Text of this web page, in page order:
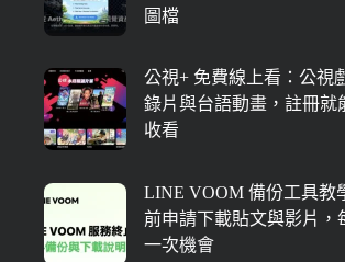
圖檔
公視+ 免費線上看：公視
錄片與台語動畫，註冊就
收看
LINE VOOM 備份工具教
前申請下載貼文與影片，
一次機會